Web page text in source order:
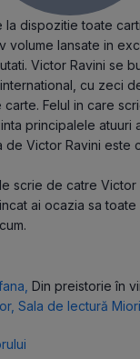
la dispozitie toate
volume lansate in
Victor Ravini se
cu zeci
Felul in care
principalele atuuri
de Victor Ravini este
scrie de catre Victor
ai ocazia sa
Din preistorie în
, Sala de lectură